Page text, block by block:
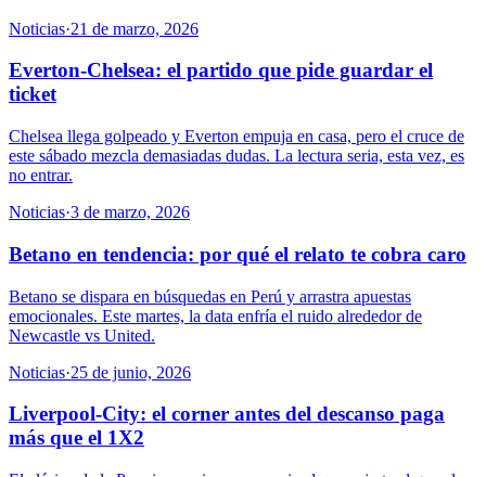
Noticias·21 de marzo, 2026
Everton-Chelsea: el partido que pide guardar el
ticket
Chelsea llega golpeado y Everton empuja en casa, pero el cruce de
este sábado mezcla demasiadas dudas. La lectura seria, esta vez, es
no entrar.
Noticias·3 de marzo, 2026
Betano en tendencia: por qué el relato te cobra caro
Betano se dispara en búsquedas en Perú y arrastra apuestas
emocionales. Este martes, la data enfría el ruido alrededor de
Newcastle vs United.
Noticias·25 de junio, 2026
Liverpool-City: el corner antes del descanso paga
más que el 1X2